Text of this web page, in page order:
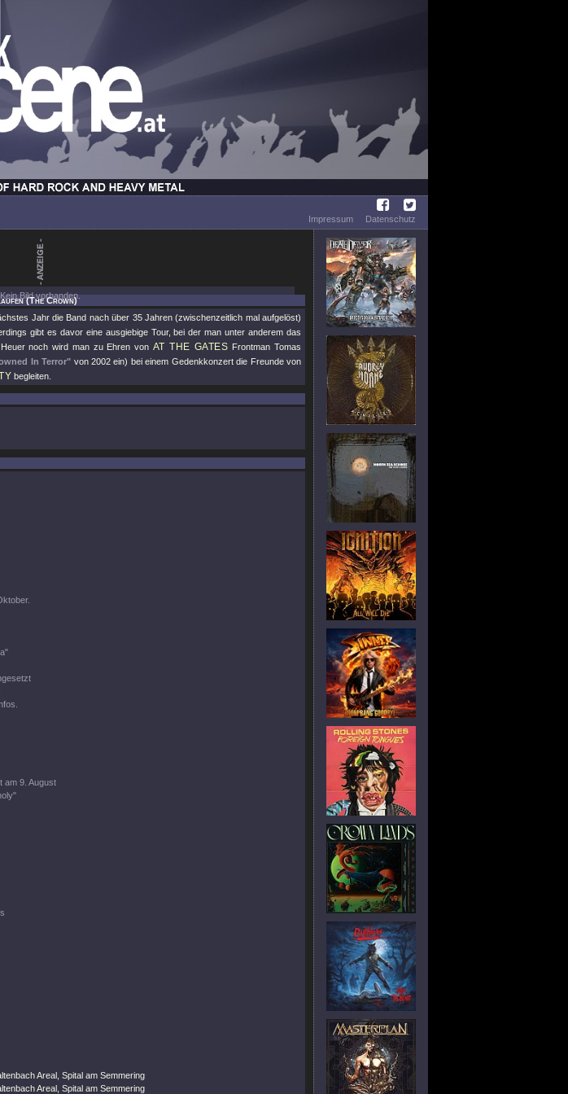
Impressum
Datenschutz
Kein Bild vorhanden.
(The Crown)
Jahr die Band nach über 35 Jahren (zwischenzeitlich mal aufgelöst)
gibt es davor eine ausgiebige Tour, bei der man unter anderem das
noch wird man zu Ehren von AT THE GATES Frontman Tomas
In Terror" von 2002 ein) bei einem Gedenkkonzert die Freunde von
begleiten.
am 9. August
Areal, Spital am Semmering
Areal, Spital am Semmering